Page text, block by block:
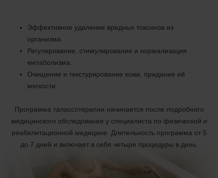
Эффективное удаление вредных токсинов из
организма.
Регулирование, стимулирование и нормализация
метаболизма.
Очищение и текстурирование кожи, придание ей
мягкости.
Программа талассотерапии начинается после подробного
медицинского обследования у специалиста по физической и
реабилитационной медицине. Длительность программа от 5
до 7 дней и включает в себя четыре процедуры в день.